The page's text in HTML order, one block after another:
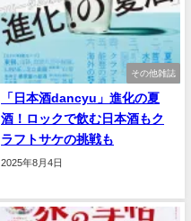
その他雑誌
「日本酒dancyu」進化の夏
酒！ロックで飲む日本酒もク
ラフトサケの挑戦も
2025年8月4日